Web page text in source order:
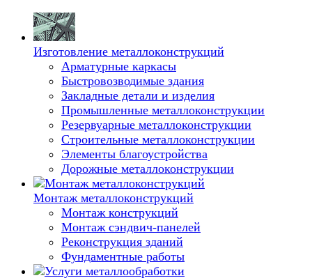
Изготовление металлоконструкций
Арматурные каркасы
Быстровозводимые здания
Закладные детали и изделия
Промышленные металлоконструкции
Резервуарные металлоконструкции
Строительные металлоконструкции
Элементы благоустройства
Дорожные металлоконструкции
Монтаж металлоконструкций
Монтаж конструкций
Монтаж сэндвич-панелей
Реконструкция зданий
Фундаментные работы